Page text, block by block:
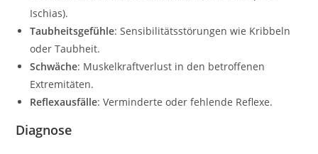
Ischias).
Taubheitsgefühle: Sensibilitätsstörungen wie Kribbeln
oder Taubheit.
Schwäche: Muskelkraftverlust in den betroffenen
Extremitäten.
Reflexausfälle: Verminderte oder fehlende Reflexe.
Diagnose